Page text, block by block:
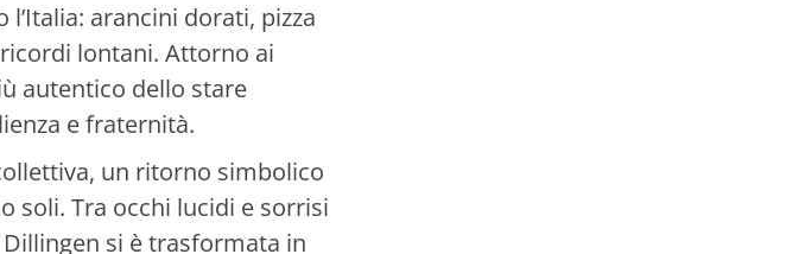
arancini dorati, pizza
lontani. Attorno ai
autentico dello stare
e fraternità.
un ritorno simbolico
soli. Tra occhi lucidi e sorrisi
si è trasformata in